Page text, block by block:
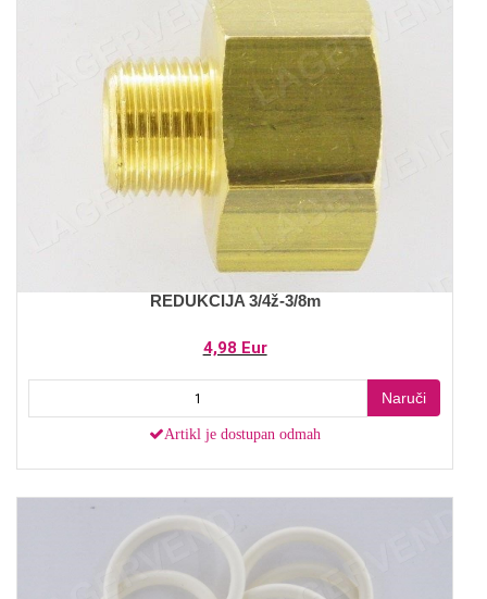
REDUKCIJA 3/4ž-3/8m
4,98 Eur
Naruči
Artikl je dostupan odmah